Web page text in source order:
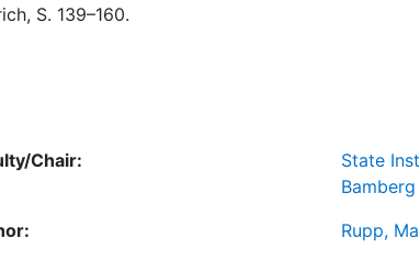
S. 139–160.
Chair:
State
Rupp,